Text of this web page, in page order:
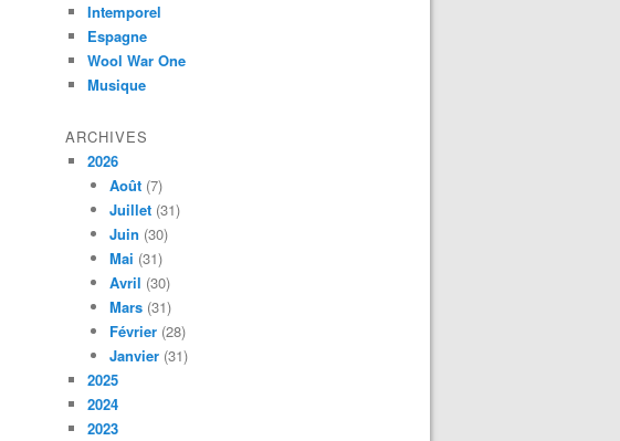
Intemporel
Espagne
Wool War One
Musique
ARCHIVES
2026
Août (7)
Juillet (31)
Juin (30)
Mai (31)
Avril (30)
Mars (31)
Février (28)
Janvier (31)
2025
2024
2023